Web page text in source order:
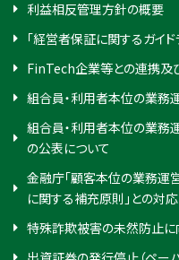
利益相反管理方針の概要
「経営者保証に関するガイ
FinTech企業等との連携及
組合員・利用者本位の業務
組合員・利用者本位の業務
の公表について
金融庁「顧客本位の業務運
に関する補充原則」との対
特殊詐欺被害の未然防止